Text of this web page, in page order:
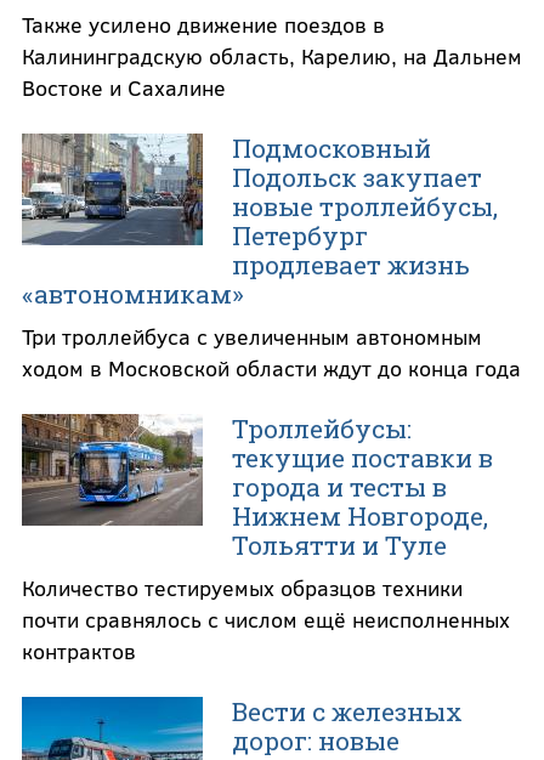
Также усилено движение поездов в
Калининградскую область, Карелию, на Дальнем
Востоке и Сахалине
Подмосковный
Подольск закупает
новые троллейбусы,
Петербург
продлевает жизнь
«автономникам»
Три троллейбуса с увеличенным автономным
ходом в Московской области ждут до конца года
Троллейбусы:
текущие поставки в
города и тесты в
Нижнем Новгороде,
Тольятти и Туле
Количество тестируемых образцов техники
почти сравнялось с числом ещё неисполненных
контрактов
Вести с железных
дорог: новые